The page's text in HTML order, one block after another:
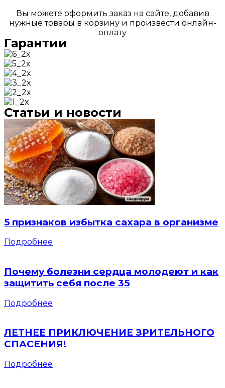
Вы можете оформить заказ на сайте, добавив
нужные товары в корзину и произвести онлайн-
оплату
Гарантии
Статьи и новости
5 признаков избытка сахара в организме
Подробнее
Почему болезни сердца молодеют и как
защитить себя после 35
Подробнее
ЛЕТНЕЕ ПРИКЛЮЧЕНИЕ ЗРИТЕЛЬНОГО
СПАСЕНИЯ!
Подробнее